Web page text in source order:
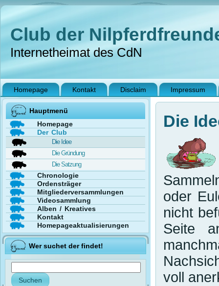
Club der
Internetheimat des CdN
Homepage Kontakt Disclaim Impressum
Hauptmenü
Homepage
Der Club
Die Idee
Die Gründung
Die Satzung
Chronologie
Ordensträger
Mitgliederversammlungen
Videosammlung
Alben / Kreatives
Kontakt
Homepageaktualisierungen
Wer suchet der findet!
Die
oder
nicht
Seite
voll